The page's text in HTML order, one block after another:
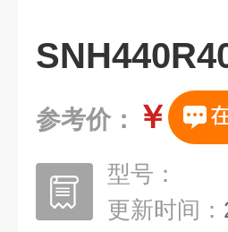
参考价： ￥
型号：
更新时间：